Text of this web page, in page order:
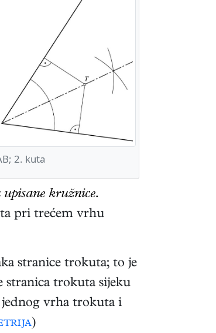
2. kuta
kružnice.
pri trećem vrhu
stranice trokuta; to je
stranica trokuta sijeku
jednog vrha trokuta i
)